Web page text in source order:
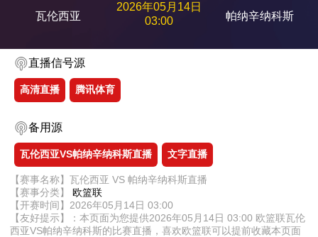
瓦伦西亚
2026年05月14日
03:00
帕纳辛纳科斯
直播信号源
高清直播 腾讯体育
备用源
瓦伦西亚VS帕纳辛纳科斯直播 文字直播
【赛事名称】瓦伦西亚 VS 帕纳辛纳科斯直播
【赛事分类】 欧篮联
【开赛时间】2026年05月14日 03:00
【友好提示】：本页面为您提供2026年05月14日 03:00 欧篮联瓦伦
西亚VS帕纳辛纳科斯的比赛直播，喜欢欧篮联可以提前收藏本页面